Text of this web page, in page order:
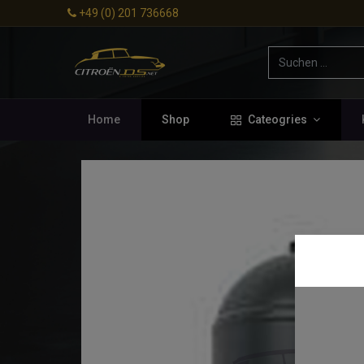
+49 (0) 201 736668
Home Shop Cateogries